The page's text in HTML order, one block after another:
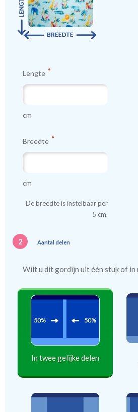
Lengte
cm
Breedte
cm
De breedte is instelbaar per
5 cm.
2 Aantal delen
Wilt u dit gordijn uit één stuk of in
In twee gelijke delen